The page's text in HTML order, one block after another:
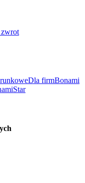
Dla firmBonami